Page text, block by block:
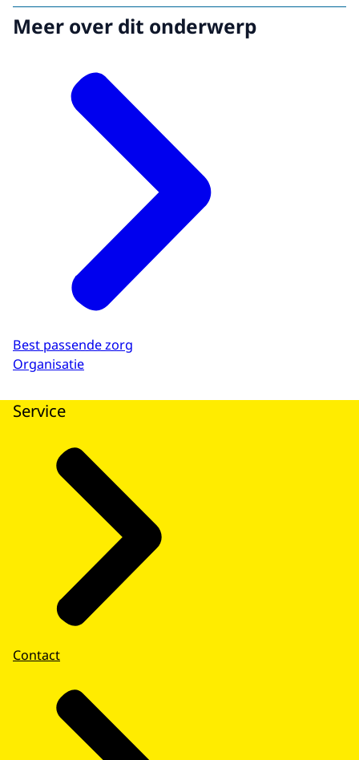
Meer over dit onderwerp
Best passende zorg
Organisatie
Service
Contact